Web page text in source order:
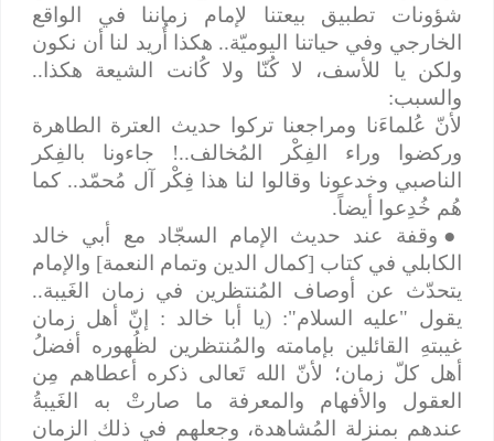
شؤونات تطبيق بيعتنا لإمام زماننا في الواقع
الخارجي وفي حياتنا اليوميّة.. هكذا أُريد لنا أن نكون
ولكن يا للأسف، لا كُنّا ولا كُانت الشيعة هكذا..
والسبب:
لأنّ عُلماءَنا ومراجعنا تركوا حديث العترة الطاهرة
وركضوا وراء الفِكْر المُخالف..! جاءونا بالفِكر
الناصبي وخدعونا وقالوا لنا هذا فِكْر آل مُحمّد.. كما
هُم خُدِعوا أيضاً.
●وقفة عند حديث الإمام السجّاد مع أبي خالد
الكابلي في كتاب [كمال الدين وتمام النعمة] والإمام
يتحدّث عن أوصاف المُنتظرين في زمان الغَيبة..
يقول "عليه السلام": (يا أبا خالد : إنّ أهل زمان
غيبتهِ القائلين بإمامته والمُنتظرين لظُهوره أفضلُ
أهل كلّ زمان؛ لأنّ الله تَعالى ذكره أعطاهم مِن
العقول والأفهام والمعرفة ما صارتْ به الغَيبةُ
عندهم بمنزلة المُشاهدة، وجعلهم في ذلك الزمان